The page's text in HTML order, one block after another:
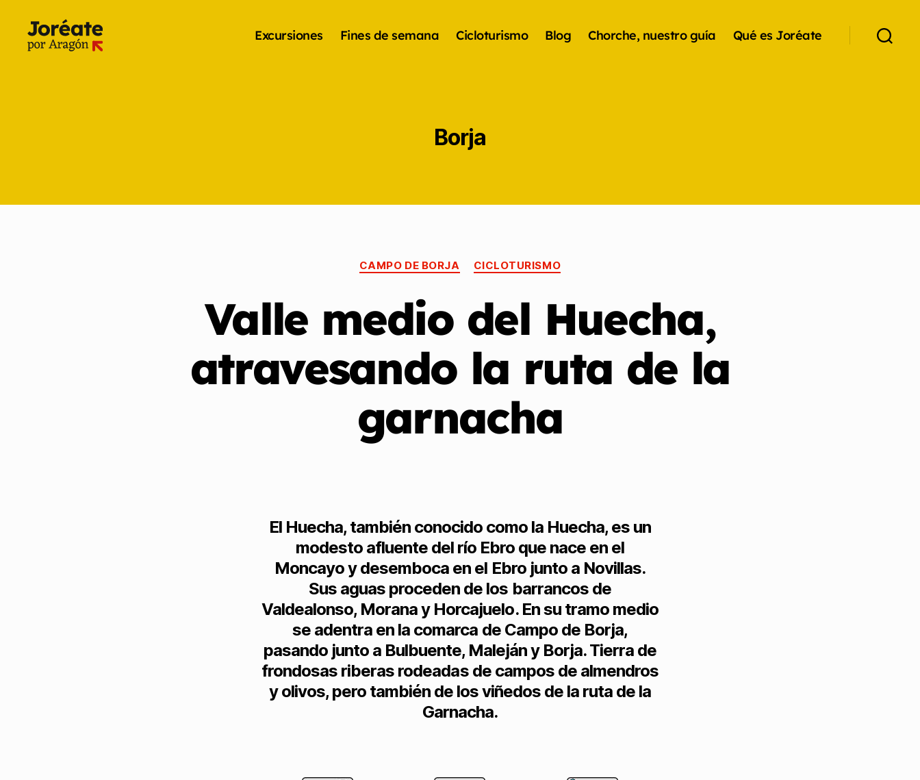
Excursiones Fines de semana Cicloturismo Blog Chorche, nuestro guía Qué es Joréate
Borja
CAMPO DE BORJA CICLOTURISMO
Valle medio del Huecha,
atravesando la ruta de la
garnacha
El Huecha, también conocido como la Huecha, es un
modesto afluente del río Ebro que nace en el
Moncayo y desemboca en el Ebro junto a Novillas.
Sus aguas proceden de los barrancos de
Valdealonso, Morana y Horcajuelo. En su tramo medio
se adentra en la comarca de Campo de Borja,
pasando junto a Bulbuente, Maleján y Borja. Tierra de
frondosas riberas rodeadas de campos de almendros
y olivos, pero también de los viñedos de la ruta de la
Garnacha.